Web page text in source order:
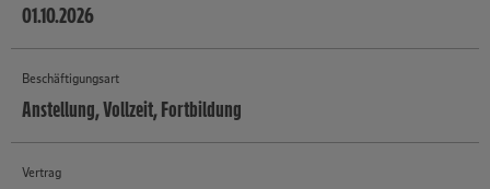
01.10.2026
Beschäftigungsart
Anstellung, Vollzeit, Fortbildung
Vertrag